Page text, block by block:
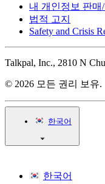
내 개인정보 판매/
법적 고지
Safety and Crisis
Talkpal, Inc., 2810 N
© 2026 모든 권리 보유.
한국어
한국어